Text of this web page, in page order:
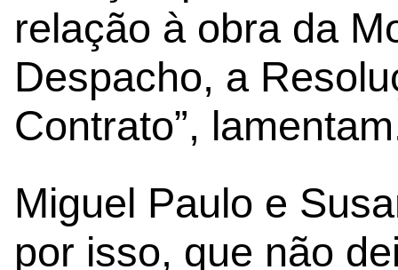
relação à obra da
Despacho, a
Contrato”,
Miguel Paulo e
por isso, que não